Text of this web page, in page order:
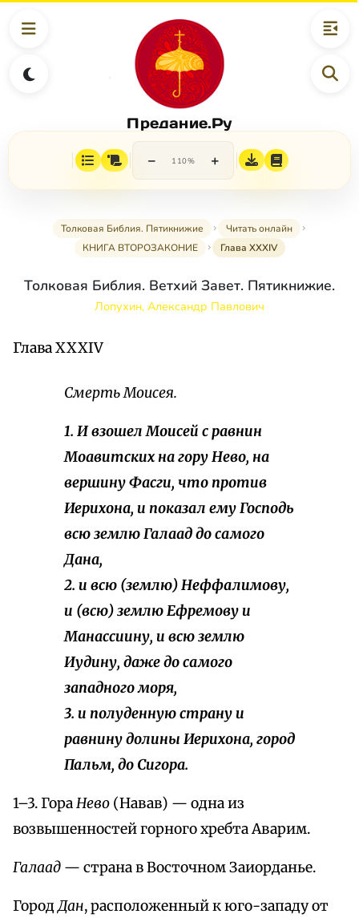
Предание.Ру
− 110% +
Толковая Библия. Пятикнижие
Читать онлайн
КНИГА ВТОРОЗАКОНИЕ
Глава XXXIV
Толковая Библия. Ветхий Завет. Пятикнижие.
Лопухин, Александр Павлович
Глава XXXIV
Смерть Моисея.
1. И взошел Моисей с равнин
Моавитских на гору Нево, на
вершину Фасги, что против
Иерихона, и показал ему Господь
всю землю Галаад до самого
Дана,
2. и всю (землю) Неффалимову,
и (всю) землю Ефремову и
Манассиину, и всю землю
Иудину, даже до самого
западного моря,
3. и полуденную страну и
равнину долины Иерихона, город
Пальм, до Сигора.
1–3. ГораНево (Навав) — одна из
возвышенностей горного хребта Аварим.
Галаад — страна в Восточном Заиорданье.
ГородДан, расположенный к юго-западу от